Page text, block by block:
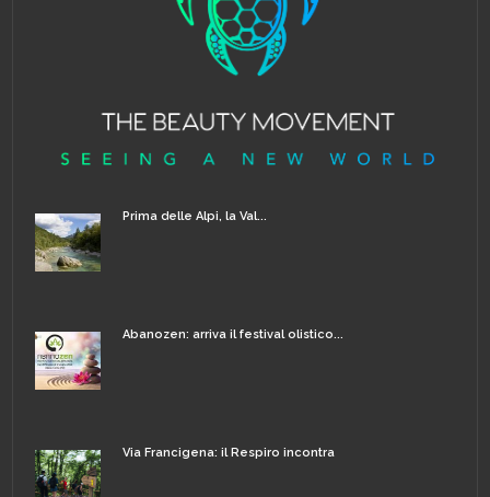
Prima delle Alpi, la Val...
Abanozen: arriva il festival olistico...
Via Francigena: il Respiro incontra